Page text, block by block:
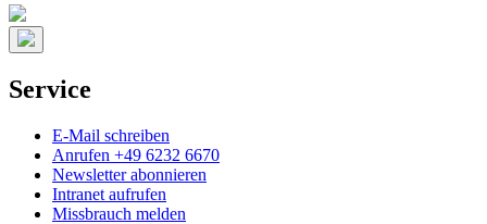
Service
E-Mail schreiben
Anrufen +49 6232 6670
Newsletter abonnieren
Intranet aufrufen
Missbrauch melden